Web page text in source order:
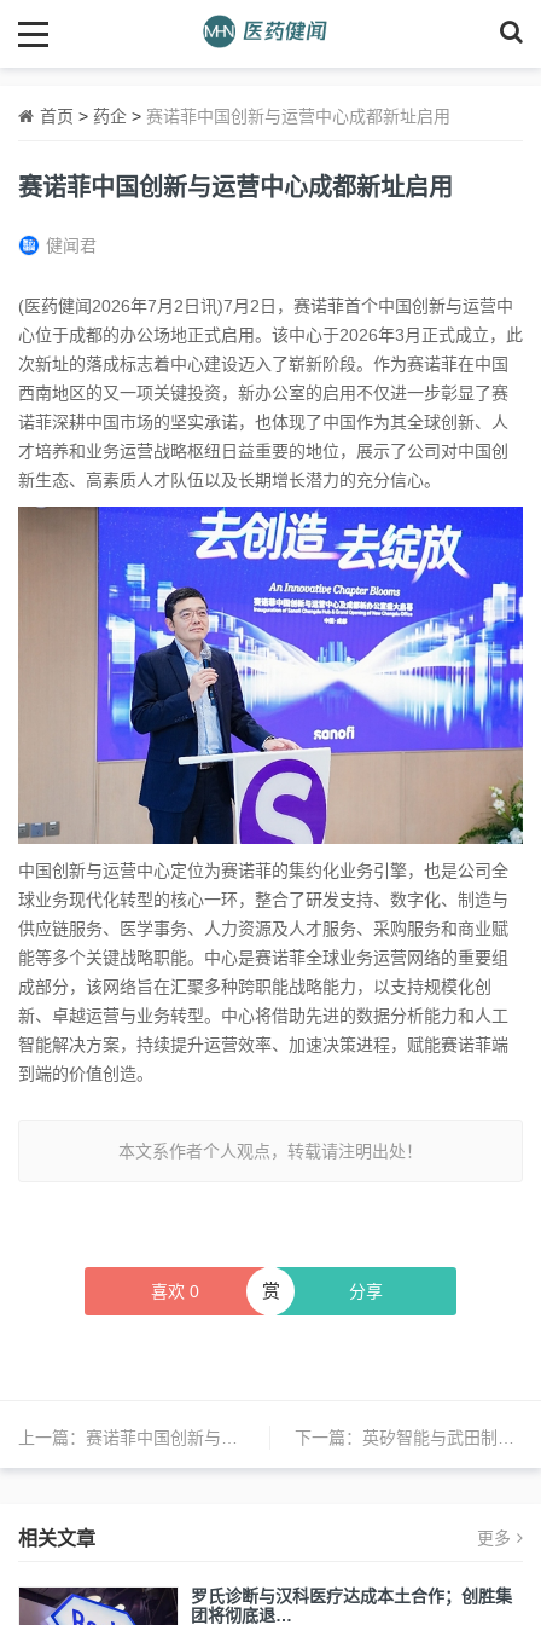
首页 > 药企 > 赛诺菲中国创新与运营中心成都新址启用
赛诺菲中国创新与运营中心成都新址启用
健闻君
(医药健闻2026年7月2日讯)7月2日，赛诺菲首个中国创新与运营中
心位于成都的办公场地正式启用。该中心于2026年3月正式成立，此
次新址的落成标志着中心建设迈入了崭新阶段。作为赛诺菲在中国
西南地区的又一项关键投资，新办公室的启用不仅进一步彰显了赛
诺菲深耕中国市场的坚实承诺，也体现了中国作为其全球创新、人
才培养和业务运营战略枢纽日益重要的地位，展示了公司对中国创
新生态、高素质人才队伍以及长期增长潜力的充分信心。
中国创新与运营中心定位为赛诺菲的集约化业务引擎，也是公司全
球业务现代化转型的核心一环，整合了研发支持、数字化、制造与
供应链服务、医学事务、人力资源及人才服务、采购服务和商业赋
能等多个关键战略职能。中心是赛诺菲全球业务运营网络的重要组
成部分，该网络旨在汇聚多种跨职能战略能力，以支持规模化创
新、卓越运营与业务转型。中心将借助先进的数据分析能力和人工
智能解决方案，持续提升运营效率、加速决策进程，赋能赛诺菲端
到端的价值创造。
本文系作者个人观点，转载请注明出处！
喜欢 0 分享
赏
上一篇： 赛诺菲中国创新与运营中心成都新址启用；阿斯利康与石药集团签署新协议；诺纳生物任命首席运营官 | 日报 下一篇： 英矽智能与武田制药达成超6亿美元战略合作；信达将负责礼来阿贝西利片国内商业化推广；益普生宣布新收购 | 日报
相关文章 更多
罗氏诊断与汉科医疗达成本土合作；创胜集
团将彻底退…